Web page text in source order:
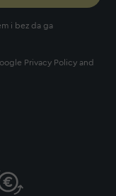
i bez da ga
Privacy Policy and